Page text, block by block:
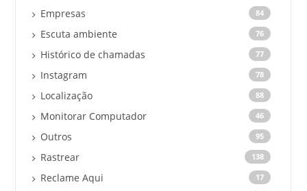
Empresas 84
Escuta ambiente 76
Histórico de chamadas 77
Instagram 78
Localização 88
Monitorar Computador 46
Outros 95
Rastrear 138
Reclame Aqui 17